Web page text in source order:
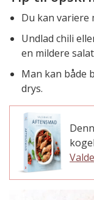
Du kan variere
Undlad chili
en mildere
Man kan både
drys.